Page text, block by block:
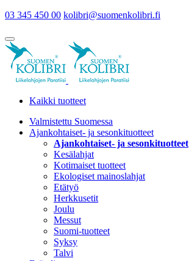
03 345 450 00 kolibri@suomenkolibri.fi
Kaikki tuotteet
Valmistettu Suomessa
Ajankohtaiset- ja sesonkituotteet
Ajankohtaiset- ja sesonkituotteet
Kesälahjat
Kotimaiset tuotteet
Ekologiset mainoslahjat
Etätyö
Herkkusetit
Joulu
Messut
Suomi-tuotteet
Syksy
Talvi